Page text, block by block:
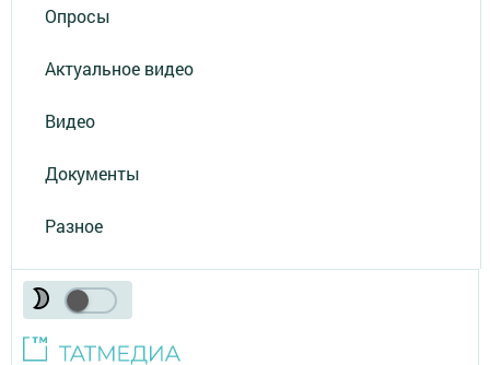
Опросы
Актуальное видео
Видео
Документы
Разное